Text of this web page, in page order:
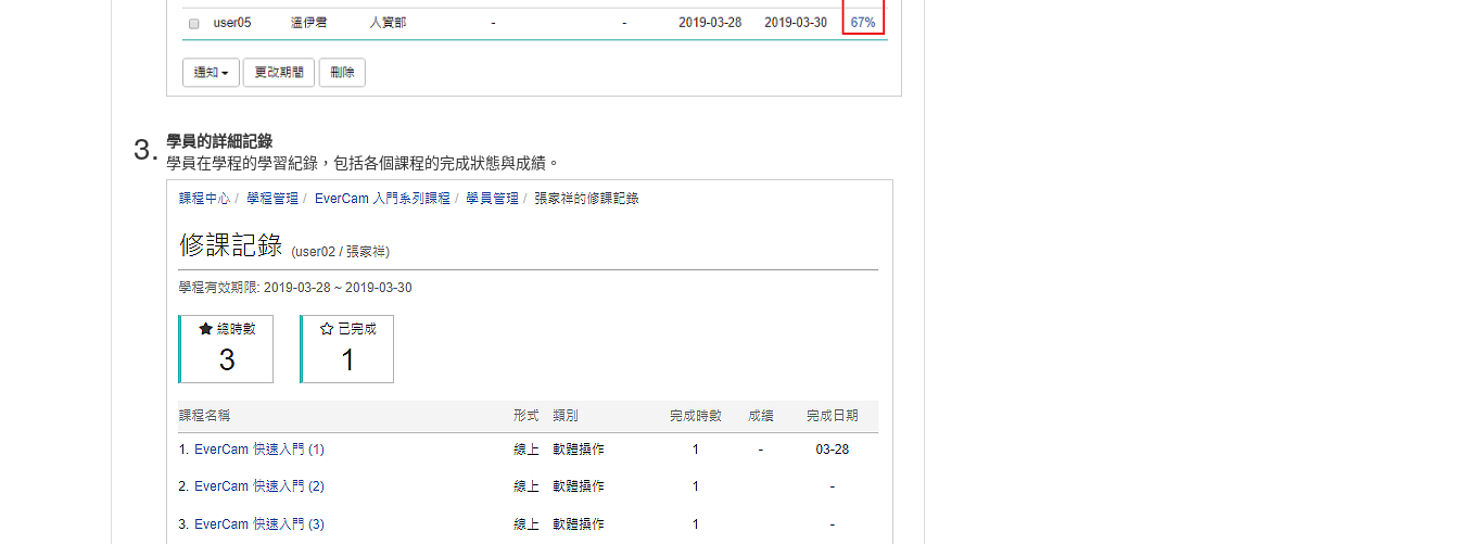
3. 學員的詳細記錄
學員在學程的學習紀錄，包括各個課程的完成狀態與成績。